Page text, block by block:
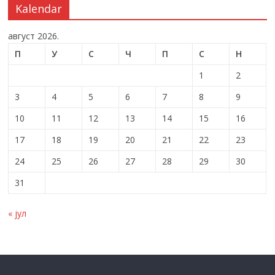
Kalendar
август 2026.
П
У С Ч П С
Н
1
2
3
4 5 6 7 8
9
10
11 12 13 14 15
16
17
18 19 20 21 22
23
24
25 26 27 28 29
30
31
« јул